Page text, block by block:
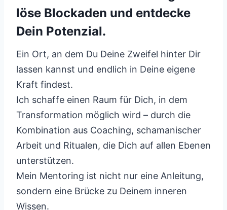
löse Blockaden und entdecke
Dein Potenzial.
Ein Ort, an dem Du Deine Zweifel hinter Dir
lassen kannst und endlich in Deine eigene
Kraft findest.
Ich schaffe einen Raum für Dich, in dem
Transformation möglich wird – durch die
Kombination aus Coaching, schamanischer
Arbeit und Ritualen, die Dich auf allen Ebenen
unterstützen.
Mein Mentoring ist nicht nur eine Anleitung,
sondern eine Brücke zu Deinem inneren
Wissen.